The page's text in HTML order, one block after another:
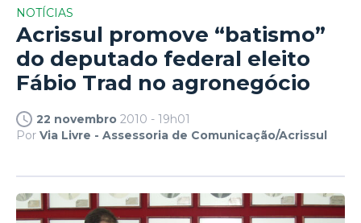
NOTÍCIAS
Acrissul promove “batismo”
do deputado federal eleito
Fábio Trad no agronegócio
22 novembro 2010 - 19h01
Por Via Livre - Assessoria de Comunicação/Acrissul